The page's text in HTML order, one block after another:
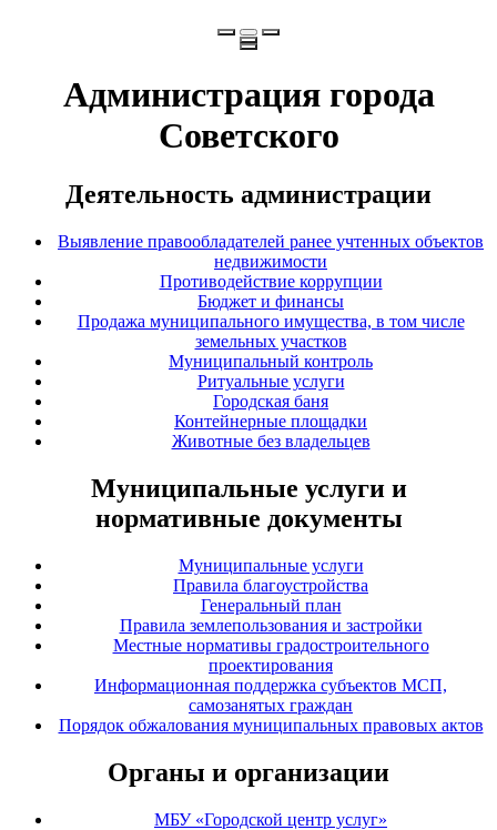
Администрация города
Советского
Деятельность администрации
Выявление правообладателей ранее учтенных объектов
недвижимости
Противодействие коррупции
Бюджет и финансы
Продажа муниципального имущества, в том числе
земельных участков
Муниципальный контроль
Ритуальные услуги
Городская баня
Контейнерные площадки
Животные без владельцев
Муниципальные услуги и
нормативные документы
Муниципальные услуги
Правила благоустройства
Генеральный план
Правила землепользования и застройки
Местные нормативы градостроительного
проектирования
Информационная поддержка субъектов МСП,
самозанятых граждан
Порядок обжалования муниципальных правовых актов
Органы и организации
МБУ «Городской центр услуг»